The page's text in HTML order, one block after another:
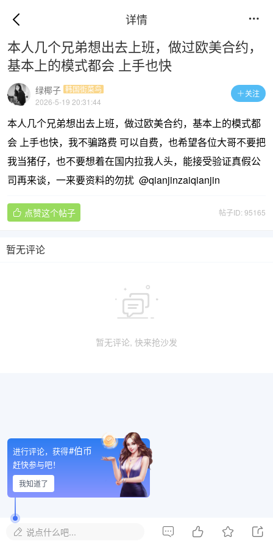
详情 
本人几个兄弟想出去上班，做过欧美合约，
基本上的模式都会 上手也快
关注
绿椰子 韩国街菜鸟
2026-5-19 20:31:44
本人几个兄弟想出去上班，做过欧美合约，基本上的模式都
会 上手也快，我不骗路费 可以自费，也希望各位大哥不要把
我当猪仔，也不要想着在国内拉我人头，能接受验证真假公
司再来谈，一来要资料的勿扰 @qianjinzaiqianjin
帖子ID: 95165
 点赞这个帖子
暂无评论

暂无评论, 快来抢沙发
 说点什么吧...    
进行评论，获得#伯币
赶快参与吧！
我知道了